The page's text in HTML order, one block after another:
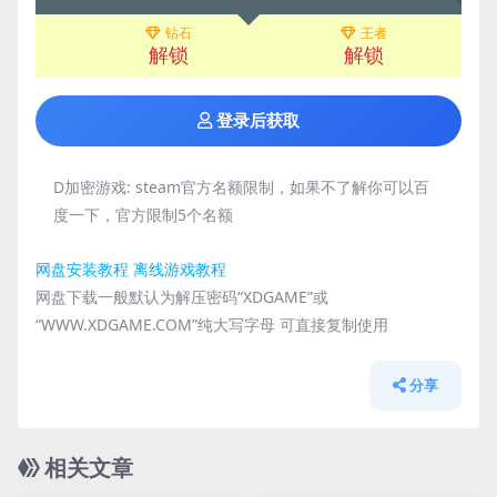
钻石
解锁
王者
解锁
登录后获取
D加密游戏: steam官方名额限制，如果不了解你可以百
度一下，官方限制5个名额
网盘安装教程 离线游戏教程
网盘下载一般默认为解压密码“XDGAME”或
“WWW.XDGAME.COM”纯大写字母 可直接复制使用
分享
相关文章